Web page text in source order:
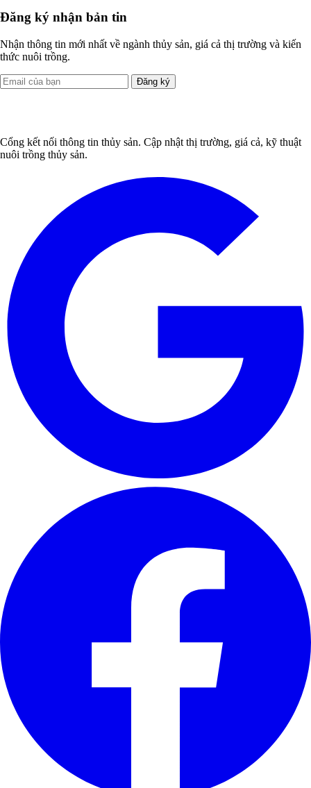
Đăng ký nhận bản tin
Nhận thông tin mới nhất về ngành thủy sản, giá cả thị trường và kiến
thức nuôi trồng.
Đăng ký
Cổng kết nối thông tin thủy sản. Cập nhật thị trường, giá cả, kỹ thuật
nuôi trồng thủy sản.